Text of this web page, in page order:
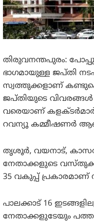
തിരുവനന്തപുരം:
ഭാഗമായുള്ള ജപ്തി
സ്വത്തുക്കളാണ്
ജപ്തിയുടെ
വരെയാണ്
റവന്യൂ കമ്മീഷണര്‍
തൃശൂര്‍, വയനാട്,
നേതാക്കളുടെ
35 വകുപ്പ് പ്രകാരമാണ്
പാലക്കാട് 16
നേതാക്കളുടേയും